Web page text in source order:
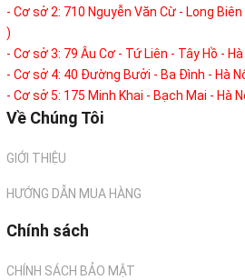
- Cơ sở 2: 710 Nguyễn Văn Cừ - Long
)
- Cơ sở 3: 79 Âu Cơ - Tứ Liên - Tây Hồ - Hà
- Cơ sở 4: 40 Đường Bưởi - Ba Đình - Hà
- Cơ sở 5: 175 Minh Khai - Bạch Mai - Hà
Về Chúng Tôi
GIỚI THIỆU
HƯỚNG DẪN MUA HÀNG
Chính sách
CHÍNH SÁCH BẢO MẬT